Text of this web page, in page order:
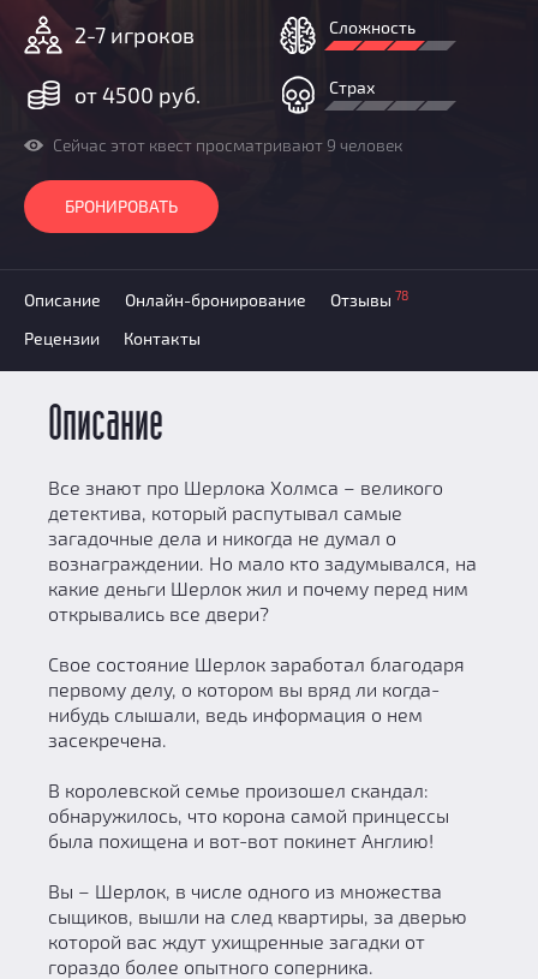
Новости
Партнерам
2-7 игроков
от 4500 руб.
Сложность
Страх
Сейчас этот квест просматривают 9 человек
БРОНИРОВАТЬ
Описание Онлайн-бронирование Отзывы 78
Рецензии Контакты
Описание
Все знают про Шерлока Холмса – великого
детектива, который распутывал самые
загадочные дела и никогда не думал о
вознаграждении. Но мало кто задумывался, на
какие деньги Шерлок жил и почему перед ним
открывались все двери?
Свое состояние Шерлок заработал благодаря
первому делу, о котором вы вряд ли когда-
нибудь слышали, ведь информация о нем
засекречена.
В королевской семье произошел скандал:
обнаружилось, что корона самой принцессы
была похищена и вот-вот покинет Англию!
Вы – Шерлок, в числе одного из множества
сыщиков, вышли на след квартиры, за дверью
которой вас ждут ухищренные загадки от
гораздо более опытного соперника.